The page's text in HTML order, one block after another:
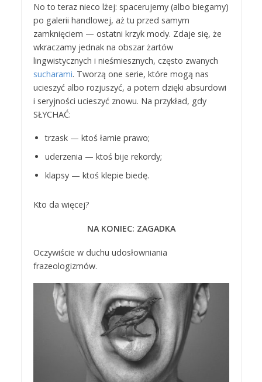
No to teraz nieco lżej: spacerujemy (albo biegamy)
po galerii handlowej, aż tu przed samym
zamknięciem — ostatni krzyk mody. Zdaje się, że
wkraczamy jednak na obszar żartów
lingwistycznych i nieśmiesznych, często zwanych
sucharami. Tworzą one serie, które mogą nas
ucieszyć albo rozjuszyć, a potem dzięki absurdowi
i seryjności ucieszyć znowu. Na przykład, gdy
SŁYCHAĆ:
trzask — ktoś łamie prawo;
uderzenia — ktoś bije rekordy;
klapsy — ktoś klepie biedę.
Kto da więcej?
NA KONIEC: ZAGADKA
Oczywiście w duchu udosłowniania
frazeologizmów.